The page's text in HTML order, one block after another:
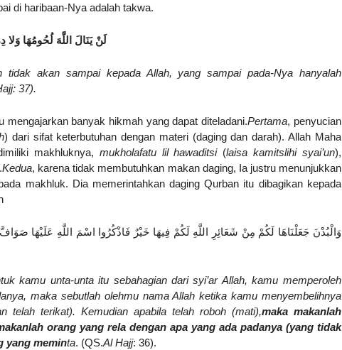
di haribaan-Nya adalah takwa.
لَنْ يَنَالَ اللَّهَ لُحُومُهَا وَلا
tidak akan sampai kepada Allah, yang sampai pada-Nya hanyalah
37).
mengajarkan banyak hikmah yang dapat diteladani.Pertama, penyucian
) dari sifat keterbutuhan dengan materi (daging dan darah). Allah Maha
makhluknya, mukholafatu lil hawaditsi(laisa kamitslihi syai’un),
Kedua, karena tidak membutuhkan makan daging, Ia justru menunjukkan
makhluk. Dia memerintahkan daging Qurban itu dibagikan kepada
وَالْبُدْنَ جَعَلْنَاهَا لَكُمْ مِنْ شَعَائِرِ اللَّهِ لَكُمْ فِيهَا خَيْرٌ فَاذْكُرُوا اسْمَ اللَّهِ عَلَيْهَا
kamu unta-unta itu sebahagian dari syi’ar Allah, kamu memperoleh
maka sebutlah olehmu nama Allah ketika kamu menyembelihnya
telah terikat). Kemudian apabila telah roboh (mati),maka makanlah
orang yang rela dengan apa yang ada padanya (yang tidak
yang meminta. (QS.Al Hajj: 36).